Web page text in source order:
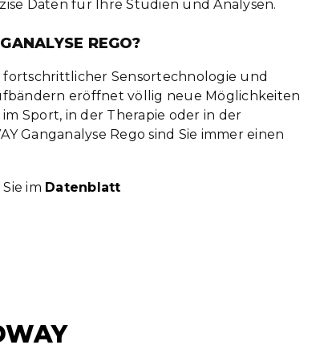
Daten für Ihre Studien und Analysen.
REGO?
fortschrittlicher Sensortechnologie und
eröffnet völlig neue Möglichkeiten
Sport, in der Therapie oder in der
Ganganalyse Rego sind Sie immer einen
im Datenblatt